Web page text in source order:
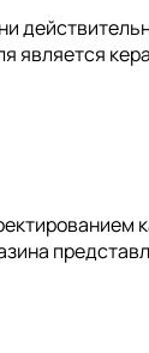
является